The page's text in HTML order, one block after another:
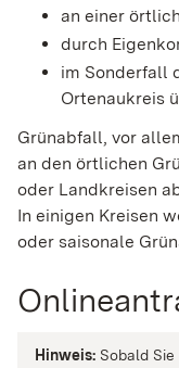
an einer
durch
im Sonderfall
Ortenaukreis
Grünabfall, vor
an den örtlichen
oder Landkreisen
In einigen Kreisen
oder saisonale
Hinweis: Sobald